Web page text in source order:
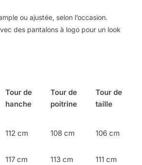
ou ajustée, selon l’occasion.
des pantalons à logo pour un look
Tour de
hanche
Tour de
poitrine
Tour de
taille
112 cm 108 cm 106 cm
117 cm 113 cm 111 cm